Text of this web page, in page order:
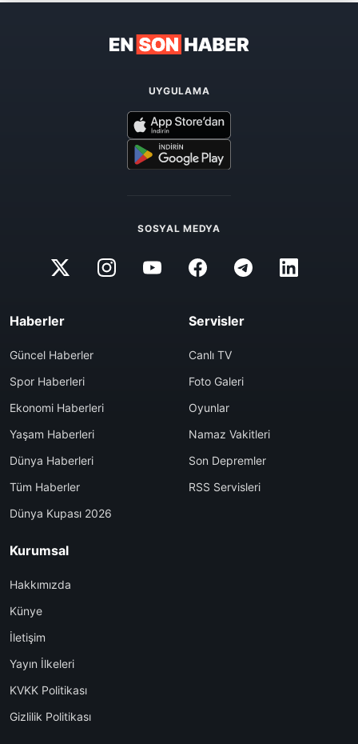
UYGULAMA
SOSYAL MEDYA
Haberler
Güncel Haberler
Spor Haberleri
Ekonomi Haberleri
Yaşam Haberleri
Dünya Haberleri
Tüm Haberler
Dünya Kupası 2026
Servisler
Canlı TV
Foto Galeri
Oyunlar
Namaz Vakitleri
Son Depremler
RSS Servisleri
Kurumsal
Hakkımızda
Künye
İletişim
Yayın İlkeleri
KVKK Politikası
Gizlilik Politikası